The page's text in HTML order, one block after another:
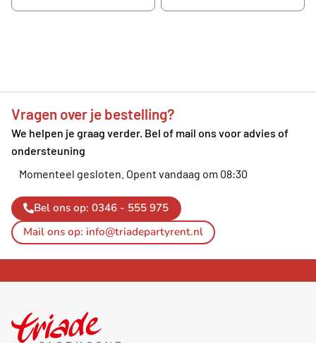
Vragen over je bestelling?
We helpen je graag verder. Bel of mail ons voor advies of
ondersteuning
Momenteel gesloten. Opent vandaag om 08:30
Bel ons op: 0346 - 555 975
Mail ons op: info@triadepartyrent.nl